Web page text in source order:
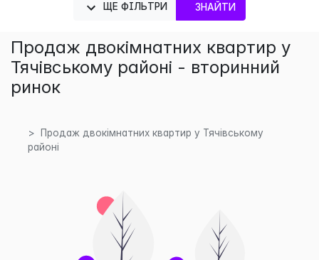
ЩЕ ФІЛЬТРИ ЗНАЙТИ
Продаж двокімнатних квартир у
Тячівському районі - вторинний
ринок
Продаж двокімнатних квартир у Тячівському
районі